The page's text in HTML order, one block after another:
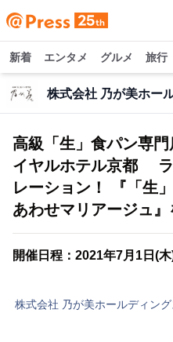
新着 エンタメ グルメ 旅行
株式会社 乃が美ホー
高級「生」食パン専
イヤルホテル京都 ラ
レーション！ 『「生
あわせマリアージュ
開催日程：2021年7月1日(
株式会社 乃が美ホールディング